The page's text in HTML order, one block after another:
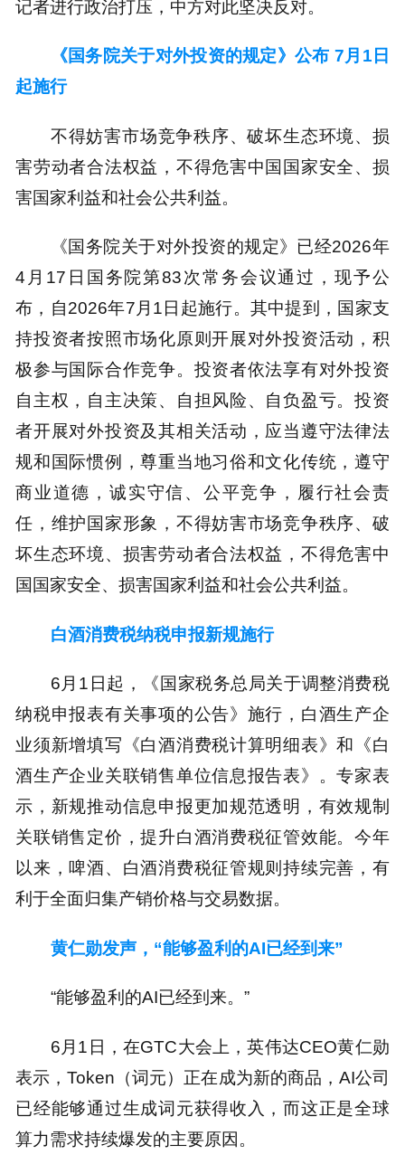
记者进行政治打压，中方对此坚决反对。
《国务院关于对外投资的规定》公布 7月1日
起施行
不得妨害市场竞争秩序、破坏生态环境、损
害劳动者合法权益，不得危害中国国家安全、损
害国家利益和社会公共利益。
《国务院关于对外投资的规定》已经2026年
4月17日国务院第83次常务会议通过，现予公
布，自2026年7月1日起施行。其中提到，国家支
持投资者按照市场化原则开展对外投资活动，积
极参与国际合作竞争。投资者依法享有对外投资
自主权，自主决策、自担风险、自负盈亏。投资
者开展对外投资及其相关活动，应当遵守法律法
规和国际惯例，尊重当地习俗和文化传统，遵守
商业道德，诚实守信、公平竞争，履行社会责
任，维护国家形象，不得妨害市场竞争秩序、破
坏生态环境、损害劳动者合法权益，不得危害中
国国家安全、损害国家利益和社会公共利益。
白酒消费税纳税申报新规施行
6月1日起，《国家税务总局关于调整消费税
纳税申报表有关事项的公告》施行，白酒生产企
业须新增填写《白酒消费税计算明细表》和《白
酒生产企业关联销售单位信息报告表》。专家表
示，新规推动信息申报更加规范透明，有效规制
关联销售定价，提升白酒消费税征管效能。今年
以来，啤酒、白酒消费税征管规则持续完善，有
利于全面归集产销价格与交易数据。
黄仁勋发声，“能够盈利的AI已经到来”
“能够盈利的AI已经到来。”
6月1日，在GTC大会上，英伟达CEO黄仁勋
表示，Token（词元）正在成为新的商品，AI公司
已经能够通过生成词元获得收入，而这正是全球
算力需求持续爆发的主要原因。